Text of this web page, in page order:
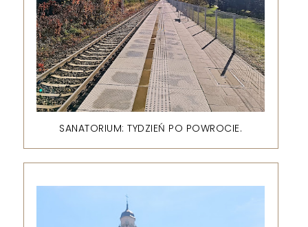
SANATORIUM: TYDZIEŃ PO POWROCIE.